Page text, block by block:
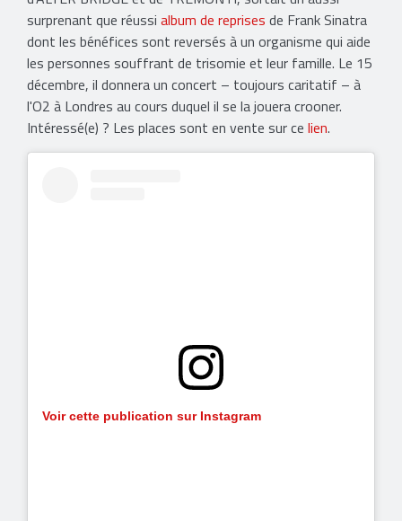
surprenant que réussi album de reprises de Frank Sinatra
dont les bénéfices sont reversés à un organisme qui aide
les personnes souffrant de trisomie et leur famille. Le 15
décembre, il donnera un concert – toujours caritatif – à
l'O2 à Londres au cours duquel il se la jouera crooner.
Intéressé(e) ? Les places sont en vente sur ce lien.
Voir cette publication sur Instagram